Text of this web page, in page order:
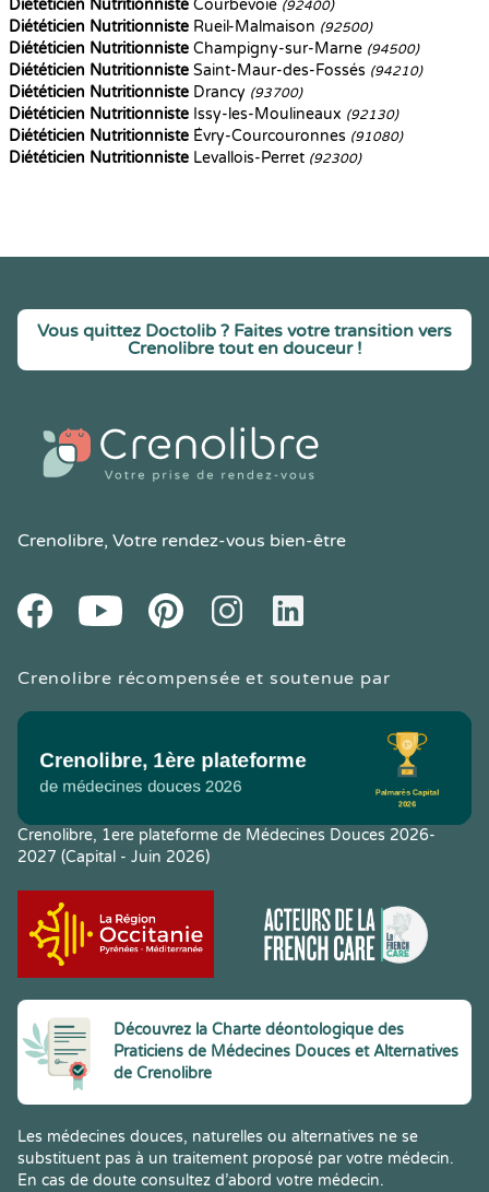
Diététicien Nutritionniste Courbevoie (92400)
Diététicien Nutritionniste Rueil-Malmaison (92500)
Diététicien Nutritionniste Champigny-sur-Marne (94500)
Diététicien Nutritionniste Saint-Maur-des-Fossés (94210)
Diététicien Nutritionniste Drancy (93700)
Diététicien Nutritionniste Issy-les-Moulineaux (92130)
Diététicien Nutritionniste Évry-Courcouronnes (91080)
Diététicien Nutritionniste Levallois-Perret (92300)
Vous quittez Doctolib ? Faites votre transition vers
Crenolibre tout en douceur !
Crenolibre, Votre rendez-vous bien-être
FacebookYoutube PinteresetInstagramLinkedIn
Crenolibre récompensée et soutenue par
Crenolibre, 1ere plateforme de Médecines Douces 2026-
2027 (Capital - Juin 2026)
Découvrez la Charte déontologique des
Praticiens de Médecines Douces et Alternatives
de Crenolibre
Les médecines douces, naturelles ou alternatives ne se
substituent pas à un traitement proposé par votre médecin.
En cas de doute consultez d’abord votre médecin.